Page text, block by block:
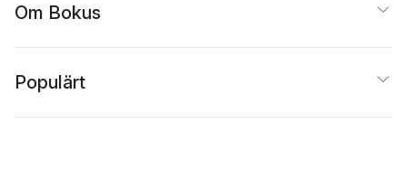
Om Bokus
Populärt